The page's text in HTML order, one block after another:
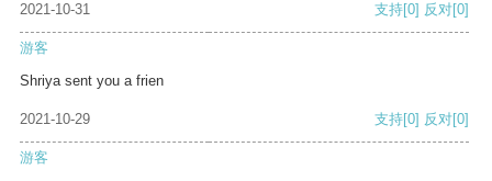
2021-10-31 支持[0] 反对[0]
游客
Shriya sent you a frien
2021-10-29 支持[0] 反对[0]
游客